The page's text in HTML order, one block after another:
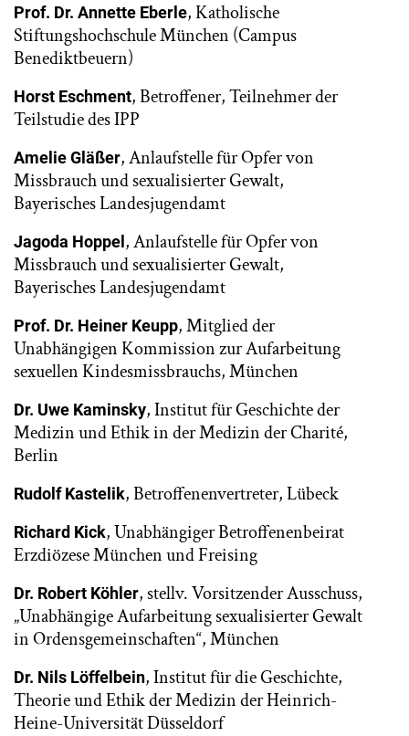
Prof. Dr. Annette Eberle, Katholische
Stiftungshochschule München (Campus
Benediktbeuern)
Horst Eschment, Betroffener, Teilnehmer der
Teilstudie des IPP
Amelie Gläßer, Anlaufstelle für Opfer von
Missbrauch und sexualisierter Gewalt,
Bayerisches Landesjugendamt
Jagoda Hoppel , Anlaufstelle für Opfer von
Missbrauch und sexualisierter Gewalt,
Bayerisches Landesjugendamt
Prof. Dr. Heiner Keupp, Mitglied der
Unabhängigen Kommission zur Aufarbeitung
sexuellen Kindesmissbrauchs, München
Dr. Uwe Kaminsky, Institut für Geschichte der
Medizin und Ethik in der Medizin der Charité,
Berlin
Rudolf Kastelik, Betroffenenvertreter, Lübeck
Richard Kick, Unabhängiger Betroffenenbeirat
Erzdiözese München und Freising
Dr. Robert Köhler, stellv. Vorsitzender Ausschuss,
„Unabhängige Aufarbeitung sexualisierter Gewalt
in Ordensgemeinschaften“, München
Dr. Nils Löffelbein, Institut für die Geschichte,
Theorie und Ethik der Medizin der Heinrich-
Heine-Universität Düsseldorf